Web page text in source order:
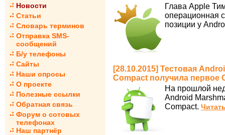
Новости
Статьи
Словарь терминов
Отправка SMS-
сообщений
Б/у телефоны
Сайты
Наши опросы
О проекте
Полезные ссылки
Обратная связь
Форум о сотовых
телефонах
Наш партнёр
Глава Apple
операционная
позиции у
[28.10.2015] Тестовая
Compact получила первое
На прошлой
Android
Compact.